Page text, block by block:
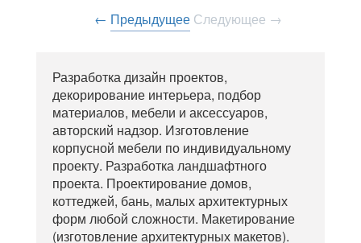
← Предыдущее Следующее →
Разработка дизайн проектов,
декорирование интерьера, подбор
материалов, мебели и аксессуаров,
авторский надзор. Изготовление
корпусной мебели по индивидуальному
проекту. Разработка ландшафтного
проекта. Проектирование домов,
коттеджей, бань, малых архитектурных
форм любой сложности. Макетирование
(изготовление архитектурных макетов).